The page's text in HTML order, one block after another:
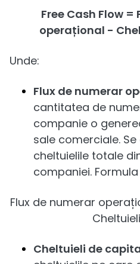
Free Cash Flow
operațional -
Unde:
Flux de numerar
cantitatea de
companie o
sale comerciale.
cheltuielile totale
companiei.
Flux de numerar
Cheltuieli de